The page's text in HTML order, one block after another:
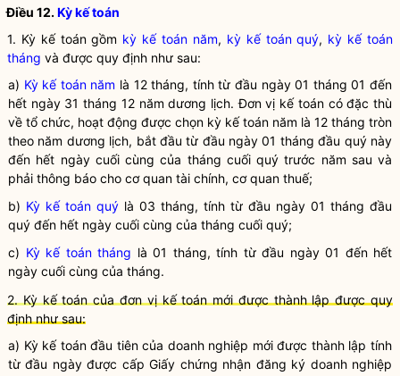
Điều 12.Kỳ kế toán
1. Kỳ kế toán gồm kỳ kế toán năm, kỳ kế toán quý, kỳ kế toán
tháng và được quy định như sau:
a) Kỳ kế toán năm là 12 tháng, tính từ đầu ngày 01 tháng 01 đến
hết ngày 31 tháng 12 năm dương lịch.Đơn vị kế toáncó đặc thù
về tổ chức, hoạt động được chọn kỳ kế toán năm là 12 tháng tròn
theo năm dương lịch, bắt đầu từ đầu ngày 01 tháng đầu quý này
đến hết ngày cuối cùng của tháng cuối quý trước năm sau và
phải thông báo cho cơ quan tài chính, cơ quan thuế;
b) Kỳ kế toán quý là 03 tháng, tính từ đầu ngày 01 tháng đầu
quý đến hết ngày cuối cùng của tháng cuối quý;
c) Kỳ kế toán tháng là 01 tháng, tính từ đầu ngày 01 đến hết
ngày cuối cùng của tháng.
2.Kỳ kế toáncủađơn vị kế toánmới được thành lập được quy
định như sau:
a) Kỳ kế toán đầu tiên của doanh nghiệp mới được thành lập tính
từ đầu ngày được cấp Giấy chứng nhận đăng ký doanh nghiệp